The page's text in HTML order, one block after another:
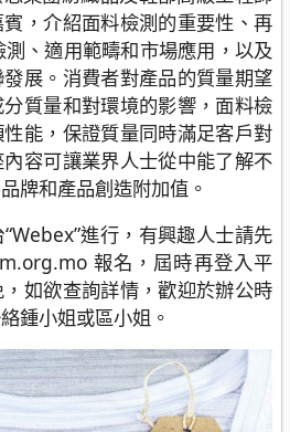
，介紹面料檢測的重要性、再
、適用範疇和市場應用，以及
展。消費者對產品的質量期望
質量和對環境的影響，面料檢
能，保證質量同時滿足客戶對
容可讓業界人士從中能了解不
牌和產品創造附加值。
進行，有興趣人士請先
報名，屆時再登入平
如欲查詢詳情，歡迎於辦公時
鍾小姐或區小姐。